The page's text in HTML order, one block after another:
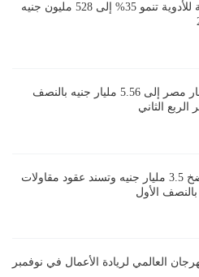
أرباح الإسكندرية للأدوية تنمو 35% إلى 528 مليون جنيه
ارتفاع أرباح إعمار مصر إلى 5.56 مليار جنيه بالنصف
الربع الثاني
“مدينة مصر” تضخ 3.5 مليار جنيه وتسند عقود مقاولات
العالمي لريادة الأعمال في نوفمبر